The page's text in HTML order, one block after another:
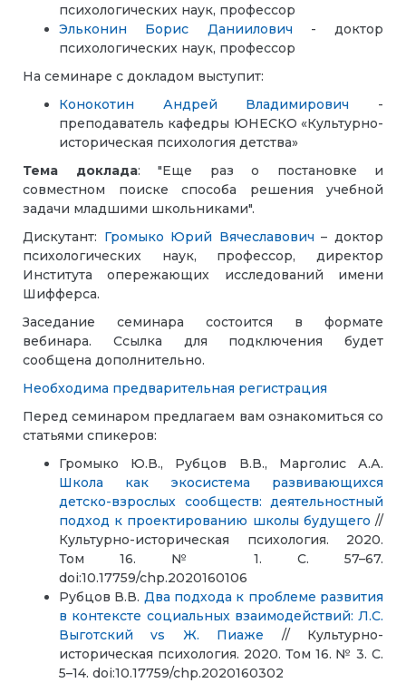
психологических наук, профессор
Эльконин Борис Даниилович - доктор
психологических наук, профессор
На семинаре с докладом выступит:
Конокотин Андрей Владимирович -
преподаватель кафедры ЮНЕСКО «Культурно-
историческая психология детства»
Тема доклада: "Еще раз о постановке и
совместном поиске способа решения учебной
задачи младшими школьниками".
Дискутант: Громыко Юрий Вячеславович – доктор
психологических наук, профессор, директор
Института опережающих исследований имени
Шифферса.
Заседание семинара состоится в формате
вебинара. Ссылка для подключения будет
сообщена дополнительно.
Необходима предварительная регистрация
Перед семинаром предлагаем вам ознакомиться со
статьями спикеров:
Громыко Ю.В., Рубцов В.В., Марголис А.А.
Школа как экосистема развивающихся
детско-взрослых сообществ: деятельностный
подход к проектированию школы будущего //
Культурно-историческая психология. 2020.
Том 16. № 1. С. 57–67.
doi:10.17759/chp.2020160106
Рубцов В.В. Два подхода к проблеме развития
в контексте социальных взаимодействий: Л.С.
Выготский vs Ж. Пиаже // Культурно-
историческая психология. 2020. Том 16. № 3. С.
5–14. doi:10.17759/chp.2020160302